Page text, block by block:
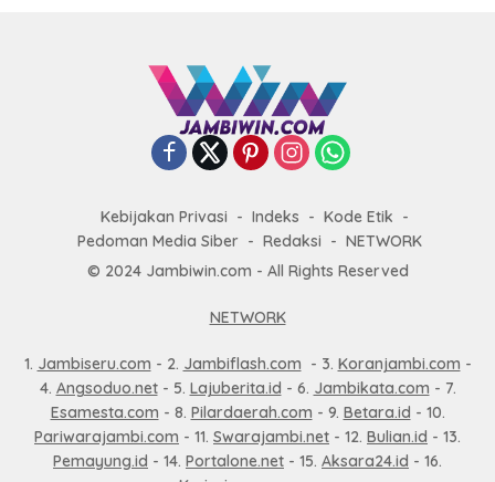
Kebijakan Privasi Indeks
Kode Etik
Pedoman Media Siber
Redaksi
NETWORK
© 2024 Jambiwin.com - All Rights Reserved
NETWORK
1. Jambiseru.com - 2. Jambiflash.com - 3. Koranjambi.com -
4. Angsoduo.net- 5. Lajuberita.id - 6. Jambikata.com - 7.
Esamesta.com - 8. Pilardaerah.com - 9. Betara.id - 10.
Pariwarajambi.com - 11. Swarajambi.net - 12. Bulian.id - 13.
Pemayung.id - 14. Portalone.net - 15. Aksara24.id - 16.